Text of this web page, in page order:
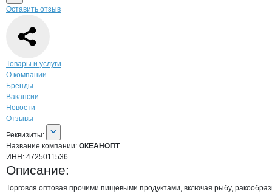
Оставить отзыв
Навигация по странице
Товары и услуги
О компании
Бренды
Вакансии
Новости
Отзывы
О компании
Реквизиты
Реквизиты:
Название компании: ОКЕАНОПТ
ИНН: 4725011536
Описание:
Торговля оптовая прочими пищевыми продуктами, включая рыбу,